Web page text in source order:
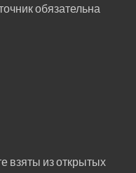
обязательна
взяты из открытых